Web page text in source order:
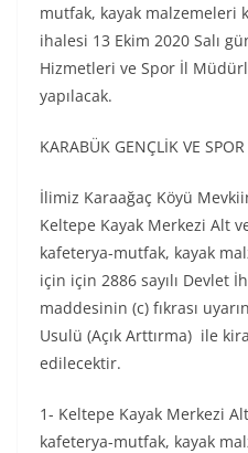
mutfak, kayak malzemeleri
ihalesi 13 Ekim 2020 Salı
Hizmetleri ve Spor İl
yapılacak.
KARABÜK GENÇLİK VE
İlimiz Karaağaç Köyü
Keltepe Kayak Merkezi Alt
kafeterya-mutfak, kayak
için için 2886 sayılı Devlet
maddesinin (c) fıkrası
Usulü (Açık Arttırma) ile
edilecektir.
1- Keltepe Kayak Merkezi
kafeterya-mutfak, kayak